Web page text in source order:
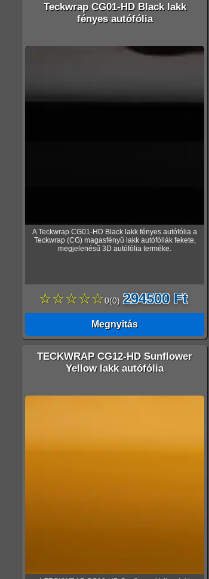
Teckwrap CG01-HD Black lakk
fényes autófólia
A Teckwrap CG01-HD Black lakk fényes autófólia a
Teckwrap (CG) magasfényű lakk autófóliák fekete,
megjelenésű 3D autófólia terméke.
☆☆☆☆☆0(0) 294500 Ft
Megnyitás
TECKWRAP CG12-HD Sunflower
Yellow lakk autófólia